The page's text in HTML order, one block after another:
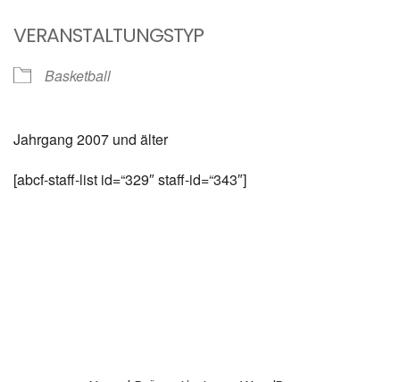
VERANSTALTUNGSTYP
Basketball
Jahrgang 2007 und älter
[abcf-staff-list id=“329″ staff-id=“343″]